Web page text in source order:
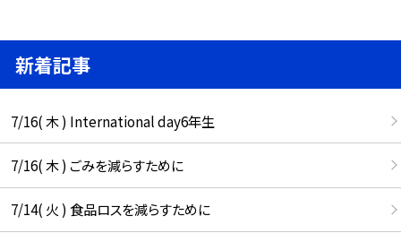
新着記事
7/16( 木 ) International day6年生
7/16( 木 ) ごみを減らすために
7/14( 火 ) 食品ロスを減らすために